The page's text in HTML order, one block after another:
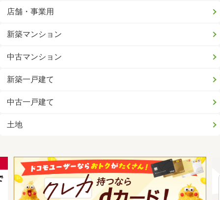
店舗・事業用
新築マンション
中古マンション
新築一戸建て
中古一戸建て
土地